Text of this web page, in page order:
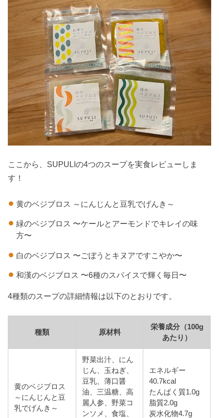
ここから、SUPULIの4つのスープを実食レビューしま
す！
黄のベジブロス ～にんじんと豆乳でげんき～
緑のベジブロス 〜ケールとアーモンドでキレイの味
方〜
白のベジブロス 〜ごぼうとキヌアですこやか〜
和漢のベジブロス 〜6種のスパイスで輝く毎日〜
4種類のスープの詳細情報は以下のとおりです。
種類 原材料
栄養成分（100g
あたり）
黄のベジブロス
～にんじんと豆
乳でげんき～
野菜出汁、にん
じん、玉ねぎ、
豆乳、薄口醤
油、三温糖、高
麗人参、野菜コ
ンソメ、食塩、
エネルギー
40.7kcal
たんぱく質1.0g
脂質2.0g
炭水化物4.7g